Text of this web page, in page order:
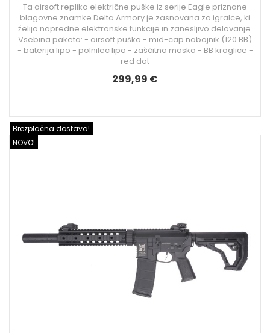
Ta airsoft replika električne puške iz serije Eagle priznane
blagovne znamke Delta Armory je zasnovana za igralce, ki
želijo napredne elektronske funkcije in zanesljivo delovanje.
Vsebina paketa: - airsoft puška - mid-cap nabojnik (120 BB)
- baterija lipo - polnilec lipo - zaščitna maska - BB kroglice -
red dot
299,99 €
NOVO!
Brezplačna dostava!